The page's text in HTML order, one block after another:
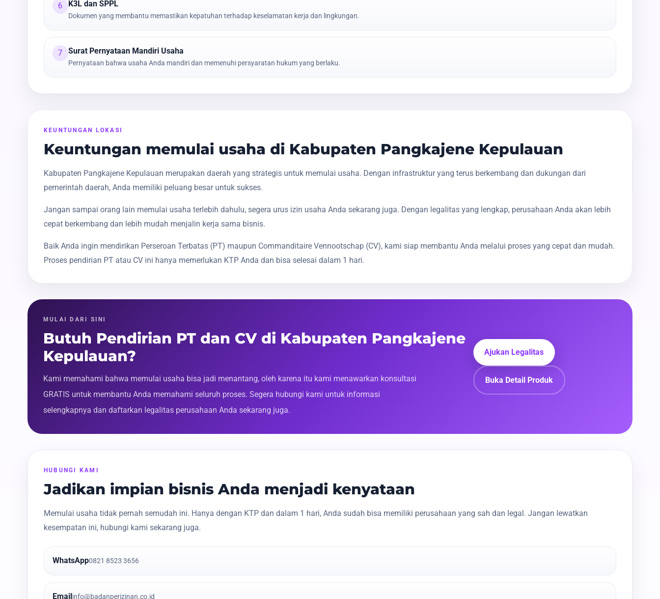
6 K3L dan SPPL
Dokumen yang membantu memastikan kepatuhan terhadap keselamatan kerja dan lingkungan.
7 Surat Pernyataan Mandiri Usaha
Pernyataan bahwa usaha Anda mandiri dan memenuhi persyaratan hukum yang berlaku.
KEUNTUNGAN LOKASI
Keuntungan memulai usaha di Kabupaten Pangkajene Kepulauan
Kabupaten Pangkajene Kepulauan merupakan daerah yang strategis untuk memulai usaha. Dengan infrastruktur yang terus berkembang dan dukungan dari
pemerintah daerah, Anda memiliki peluang besar untuk sukses.
Jangan sampai orang lain memulai usaha terlebih dahulu, segera urus izin usaha Anda sekarang juga. Dengan legalitas yang lengkap, perusahaan Anda akan lebih
cepat berkembang dan lebih mudah menjalin kerja sama bisnis.
Baik Anda ingin mendirikan Perseroan Terbatas (PT) maupun Commanditaire Vennootschap (CV), kami siap membantu Anda melalui proses yang cepat dan mudah.
Proses pendirian PT atau CV ini hanya memerlukan KTP Anda dan bisa selesai dalam 1 hari.
MULAI DARI SINI
Butuh Pendirian PT dan CV di Kabupaten Pangkajene
Kepulauan?
Kami memahami bahwa memulai usaha bisa jadi menantang, oleh karena itu kami menawarkan konsultasi
GRATIS untuk membantu Anda memahami seluruh proses. Segera hubungi kami untuk informasi
selengkapnya dan daftarkan legalitas perusahaan Anda sekarang juga.
Ajukan Legalitas
Buka Detail Produk
HUBUNGI KAMI
Jadikan impian bisnis Anda menjadi kenyataan
Memulai usaha tidak pernah semudah ini. Hanya dengan KTP dan dalam 1 hari, Anda sudah bisa memiliki perusahaan yang sah dan legal. Jangan lewatkan
kesempatan ini, hubungi kami sekarang juga.
WhatsApp0821 8523 3656
Emailinfo@badanperizinan.co.id